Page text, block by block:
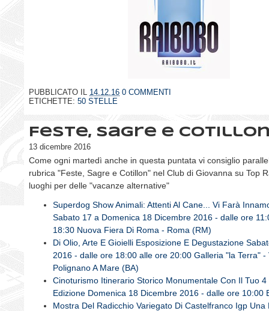
PUBBLICATO IL 14.12.16 0 COMMENTI
ETICHETTE: 50 STELLE
Feste, Sagre e Cotillon
13 dicembre 2016
Come ogni martedì anche in questa puntata vi consiglio
rubrica "Feste, Sagre e Cotillon" nel Club di Giovanna su Top
luoghi per delle "vacanze alternative"
Superdog Show Animali: Attenti Al Cane... Vi Farà
Sabato 17 a Domenica 18 Dicembre 2016 - dalle ore
18:30 Nuova Fiera Di Roma - Roma (RM)
Di Olio, Arte E Gioielli Esposizione E Degustazione
2016 - dalle ore 18:00 alle ore 20:00 Galleria "la Terra" -
Polignano A Mare (BA)
Cinoturismo Itinerario Storico Monumentale Con Il Tuo
Edizione Domenica 18 Dicembre 2016 - dalle ore 10:00
Mostra Del Radicchio Variegato Di Castelfranco Igp Una